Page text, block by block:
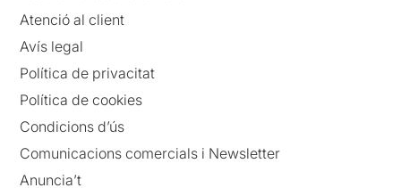
Atenció al client
Avís legal
Política de privacitat
Política de cookies
Condicions d’ús
Comunicacions comercials i Newsletter
Anuncia’t